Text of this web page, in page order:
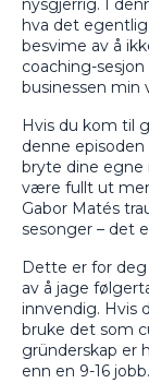
nysgjerrig. I
hva det
besvime av å
coaching-
businessen min
Hvis du kom til
denne
bryte dine egne
være fullt ut
Gabor Matés
sesonger – det
Dette er for
av å jage
innvendig. Hvis
bruke det som
gründerskap er
enn en 9-16